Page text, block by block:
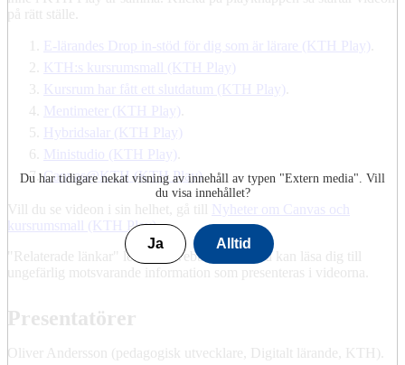
Du har tidigare nekat visning av innehåll av typen "Extern media". Vill
du visa innehållet?
Ja Alltid
på rätt ställe.
E-lärandes Drop in-stöd för dig som är lärare (KTH Play)
KTH:s kursrumsmall (KTH Play)
Kursrum har fått ett slutdatum (KTH Play)
Mentimeter (KTH Play)
Hybridsalar (KTH Play)
Ministudio (KTH Play)
Canvas@KTH (KTH Play)
Vill du se videon i sin helhet, gå till
Nyheter om Canvas och
kursrumsmall (KTH Play).
"Relaterade länkar" leder till webbsidor där du kan läsa dig till
ungefärlig motsvarande information som presenteras i videorna.
Presentatörer
Oliver Andersson (pedagogisk utvecklare, Digitalt lärande, KTH).